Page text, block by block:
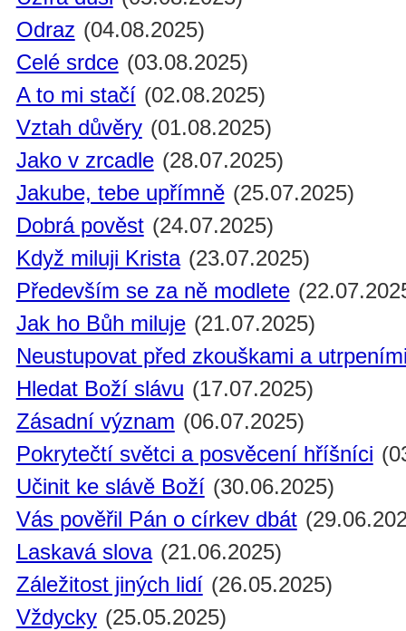
Odraz (04.08.2025)
Celé srdce (03.08.2025)
A to mi stačí (02.08.2025)
Vztah důvěry (01.08.2025)
Jako v zrcadle (28.07.2025)
Jakube, tebe upřímně (25.07.2025)
Dobrá pověst (24.07.2025)
Když miluji Krista (23.07.2025)
Především se za ně modlete
Jak ho Bůh miluje (21.07.2025)
Neustupovat před zkouškami a
Hledat Boží slávu (17.07.2025)
Zásadní význam (06.07.2025)
Pokrytečtí světci a posvěcení hříšníci
Učinit ke slávě Boží (30.06.2025)
Vás pověřil Pán o církev dbát
Laskavá slova (21.06.2025)
Záležitost jiných lidí (26.05.2025)
Vždycky (25.05.2025)